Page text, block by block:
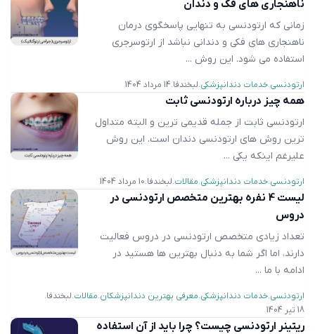
ناهنجاری ‌های فک و دندان
زمانی که ارتودنسی به تنهایی پاسخگوی درمان
ناهنجاری های فکی و دندانی نباشد از ارتوسرجری
استفاده می شود. این روش ...
ارتودنسی خدمات دندانپزشکی لبخندفا 14 مرداد 1404
همه چیز درباره ارتودنسی ثابت
ارتودنسی ثابت از جمله قدیمی ترین و البته متداول
ترین روش های ارتودنسی دندان است. این روش
علیرغم اینکه یکی ...
ارتودنسی خدمات دندانپزشکی مقالات لبخندفا 10 مرداد 1404
لیست 4 نفره بهترین متخصص ارتودنسی در
دروس
تعداد زیادی متخصص ارتودنسی در دروس فعالیت
دارند، اما اگر شما به دنبال بهترین ها هستید در
ادامه با ما ...
ارتودنسی خدمات دندانپزشکی معرفی بهترین دندانپزشکان مقالات لبخندفا
18 تیر 1404
ریتینر ارتودنسی چیست؟ چرا باید از آن استفاده